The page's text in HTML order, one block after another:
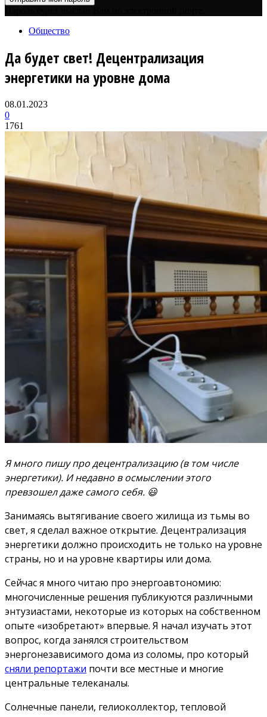
Общество
Да будет свет! Децентрализация
энергетики на уровне дома
08.01.2023
0
1761
Я много пишу про децентрализацию (в том числе
энергетики). И недавно в осмыслении этого
превзошел даже самого себя. 😃
Занимаясь вытягивание своего жилища из тьмы во
свет, я сделал важное открытие. Децентрализация
энергетики должно происходить не только на уровне
страны, но и на уровне квартиры или дома.
Сейчас я много читаю про энергоавтономию:
многочисленные решения публикуются различными
энтузиастами, некоторые из которых на собственном
опыте «изобретают» впервые. Я начал изучать этот
вопрос, когда занялся строительством
энергонезависимого дома из соломы, про который
сняли репортажи почти все местные и многие
центральные телеканалы.
Солнечные панели, гелиоколлектор, тепловой